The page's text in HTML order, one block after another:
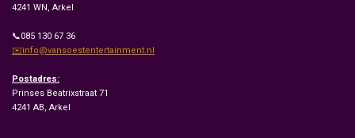
4241 WN, Arkel
📞085 130 67 36
✉️info@vansoestentertainment.nl
Postadres:
Prinses Beatrixstraat 71
4241 AB, Arkel